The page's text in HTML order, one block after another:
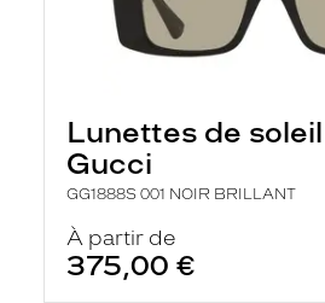
Lunettes de soleil
Gucci
GG1888S 001 NOIR BRILLANT
À partir de
375,00 €